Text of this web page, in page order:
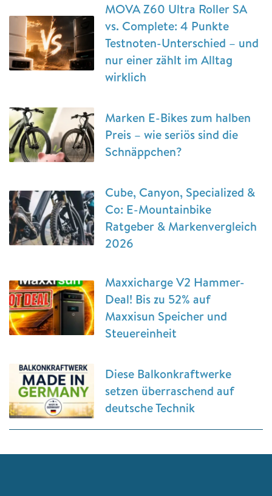
MOVA Z60 Ultra Roller SA
vs. Complete: 4 Punkte
Testnoten-Unterschied – und
nur einer zählt im Alltag
wirklich
Marken E-Bikes zum halben
Preis – wie seriös sind die
Schnäppchen?
Cube, Canyon, Specialized &
Co: E-Mountainbike
Ratgeber & Markenvergleich
2026
Maxxicharge V2 Hammer-
Deal! Bis zu 52% auf
Maxxisun Speicher und
Steuereinheit
Diese Balkonkraftwerke
setzen überraschend auf
deutsche Technik